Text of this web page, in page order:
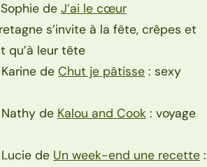
de J’ai le cœur
s’invite à la fête, crêpes et
qu’à leur tête
de Chut je pâtisse : sexy
de Kalou and Cook : voyage
de Un week-end une recette :